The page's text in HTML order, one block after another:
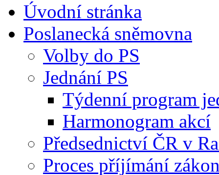
Úvodní stránka
Poslanecká sněmovna
Volby do PS
Jednání PS
Týdenní program
Harmonogram akcí
Předsednictví ČR v
Proces příjímání